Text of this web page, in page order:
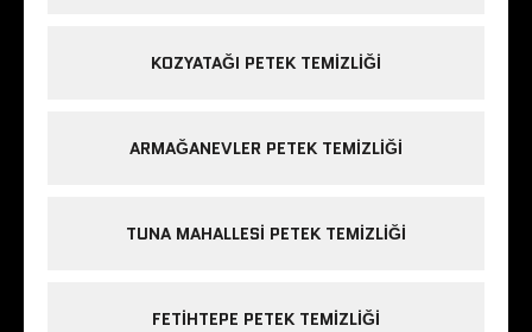
KOZYATAĞI PETEK TEMIZLIĞI
ARMAĞANEVLER PETEK TEMIZLIĞI
TUNA MAHALLESI PETEK TEMIZLIĞI
FETIHTEPE PETEK TEMIZLIĞI